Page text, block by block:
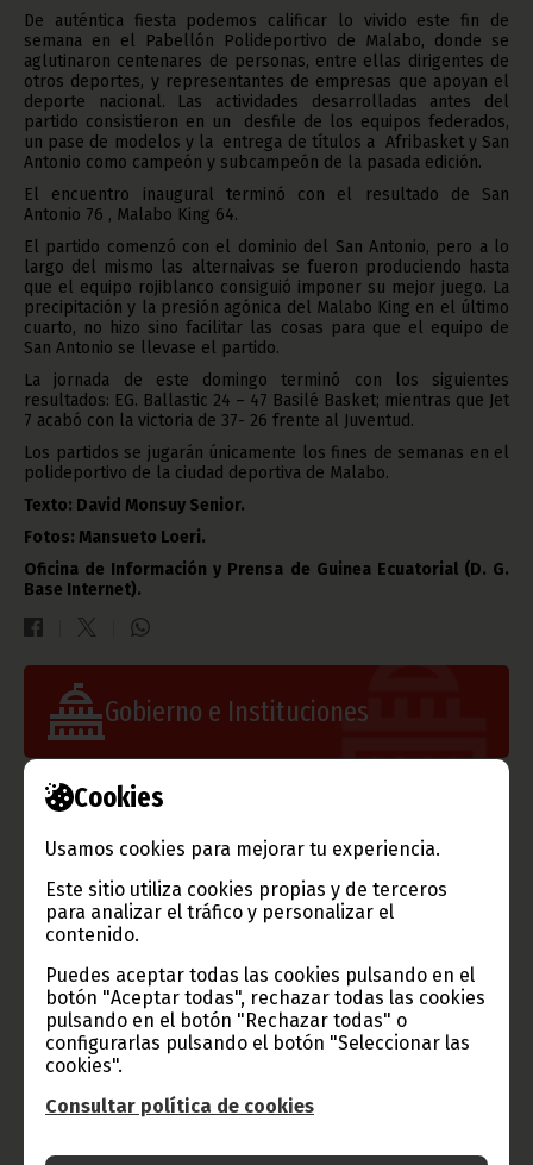
Cookies
Usamos cookies para mejorar tu experiencia.
Este sitio utiliza cookies propias y de terceros
para analizar el tráfico y personalizar el
contenido.
Puedes aceptar todas las cookies pulsando en el
botón "Aceptar todas", rechazar todas las cookies
pulsando en el botón "Rechazar todas" o
configurarlas pulsando el botón "Seleccionar las
cookies".
Consultar política de cookies
De auténtica fiesta podemos calificar lo vivido este fin de
semana en el Pabellón Polideportivo de Malabo, donde se
aglutinaron centenares de personas, entre ellas dirigentes de
otros deportes, y representantes de empresas que apoyan el
deporte nacional. Las actividades desarrolladas antes del
partido consistieron en un desfile de los equipos federados,
un pase de modelos y la entrega de títulos a Afribasket y San
Antonio como campeón y subcampeón de la pasada edición.
El encuentro inaugural terminó con el resultado de San
Antonio 76 , Malabo King 64.
El partido comenzó con el dominio del San Antonio, pero a lo
largo del mismo las alternaivas se fueron produciendo hasta
que el equipo rojiblanco consiguió imponer su mejor juego. La
precipitación y la presión agónica del Malabo King en el último
cuarto, no hizo sino facilitar las cosas para que el equipo de
San Antonio se llevase el partido.
La jornada de este domingo terminó con los siguientes
resultados: EG. Ballastic 24 – 47 Basilé Basket; mientras que Jet
7 acabó con la victoria de 37- 26 frente al Juventud.
Los partidos se jugarán únicamente los fines de semanas en el
polideportivo de la ciudad deportiva de Malabo.
Texto: David Monsuy Senior.
Fotos: Mansueto Loeri.
Oficina de Información y Prensa de Guinea Ecuatorial (D. G.
Base Internet).
Gobierno e Instituciones
TVGE
Radio Nacional de Guinea
Ecuatorial
Haz click aquí para escuchar ahora